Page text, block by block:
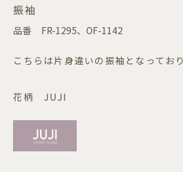
振袖
品番 FR-1295、OF-1142
こちらは片身違いの振袖となっており
花柄 JUJI